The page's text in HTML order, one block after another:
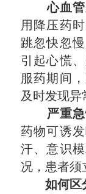
心血
用降压药
跳忽快忽
引起心慌
服药期间
及时发现异
严重
药物可诱
汗、意识
况， 患者须
如何区